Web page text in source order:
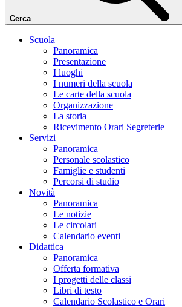
Cerca
Scuola
Panoramica
Presentazione
I luoghi
I numeri della scuola
Le carte della scuola
Organizzazione
La storia
Ricevimento Orari Segreterie
Servizi
Panoramica
Personale scolastico
Famiglie e studenti
Percorsi di studio
Novità
Panoramica
Le notizie
Le circolari
Calendario eventi
Didattica
Panoramica
Offerta formativa
I progetti delle classi
Libri di testo
Calendario Scolastico e Orari